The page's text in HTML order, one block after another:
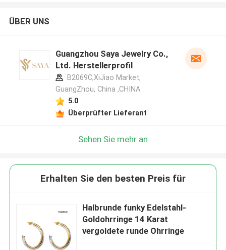
ÜBER UNS
Guangzhou Saya Jewelry Co.,
Ltd. Herstellerprofil
B2069C,XiJiao Market,
GuangZhou, China ,CHINA
5.0
Überprüfter Lieferant
Sehen Sie mehr an
Erhalten Sie den besten Preis für
Halbrunde funky Edelstahl-
Goldohrringe 14 Karat
vergoldete runde Ohrringe